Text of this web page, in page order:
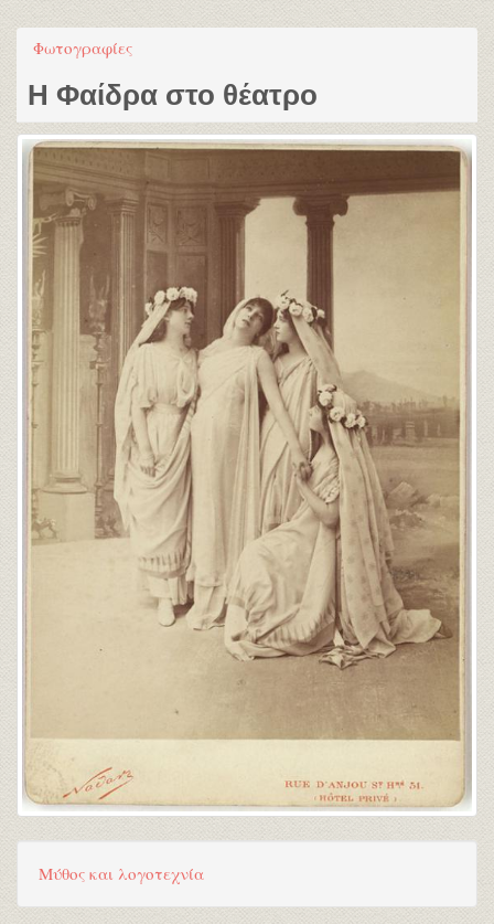
Φωτογραφίες
Η Φαίδρα στο θέατρο
Μύθος και λογοτεχνία